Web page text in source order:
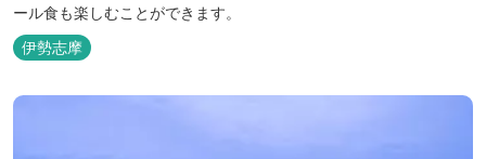
ール食も楽しむことができます。
伊勢志摩